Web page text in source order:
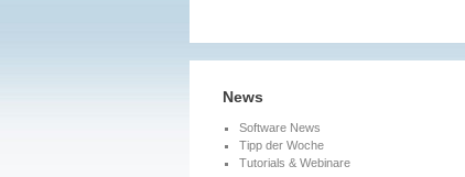
News
Software News
Tipp der Woche
Tutorials & Webinare